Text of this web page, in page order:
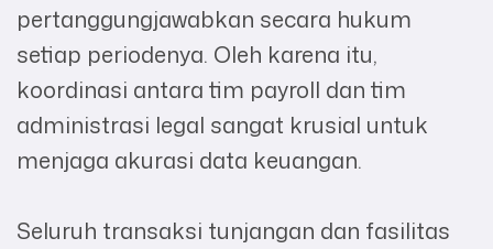
pertanggungjawabkan secara hukum
setiap periodenya. Oleh karena itu,
koordinasi antara tim payroll dan tim
administrasi legal sangat krusial untuk
menjaga akurasi data keuangan.
Seluruh transaksi tunjangan dan fasilitas